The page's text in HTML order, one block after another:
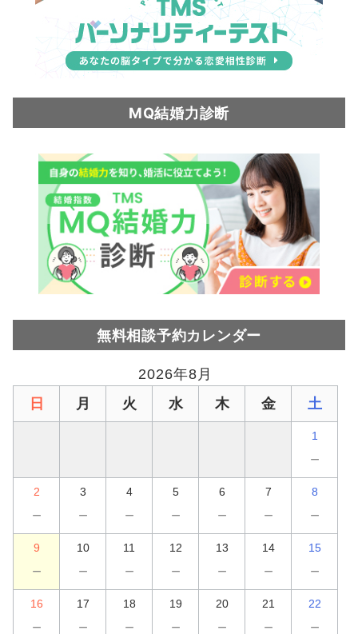
MQ結婚力診断
無料相談予約カレンダー
2026年8月
日
月 火 水 木 金 土
1
－
2
－
3
－
4
－
5
－
6
－
7
－
8
－
9
－
10
－
11
－
12
－
13
－
14
－
15
－
16
－
17
－
18
－
19
－
20
－
21
－
22
－